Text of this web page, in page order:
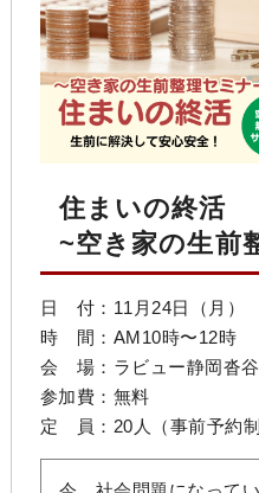
住まいの終活
~空き家の生前
日 付：11月24日（月）
時 間：AM10時〜12時
会 場： ラビュー静岡沓谷
参加費：無料
定 員：20人（事前予約制